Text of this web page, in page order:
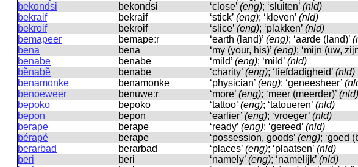
bekondsi
bekondsi ‘close’ (eng); ‘sluiten’ (nld)
bekraif
bekraif ‘stick’ (eng); ‘kleven’ (nld)
bekroif
bekroif ‘slice’ (eng); ‘plakken’ (nld)
bemapeer
bemapeːr ‘earth (land)’ (eng); ‘aarde (land)’
bena
bena ‘my (your, his)’ (eng); ‘mijn (uw,
benabe
benabe ‘mild’ (eng); ‘mild’ (nld)
běnabě
benabe ‘charity’ (eng); ‘liefdadigheid’ (nld)
benamonke
benamonke ‘physician’ (eng); ‘geneesheer’
benoeweer
benuweːr ‘more’ (eng); ‘meer (meerder)’ (nld)
bepoko
bepoko ‘tattoo’ (eng); ‘tatoueren’ (nld)
bepon
bepon ‘earlier’ (eng); ‘vroeger’ (nld)
berape
berape ‘ready’ (eng); ‘gereed’ (nld)
bérapé
berape ‘possession, goods’ (eng); ‘goed
berarbad
berarbad ‘places’ (eng); ‘plaatsen’ (nld)
beri
beri ‘namely’ (eng); ‘namelijk’ (nld)